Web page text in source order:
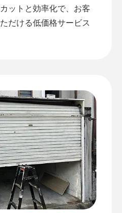
ットと効率化で、お客
だける低価格サービス